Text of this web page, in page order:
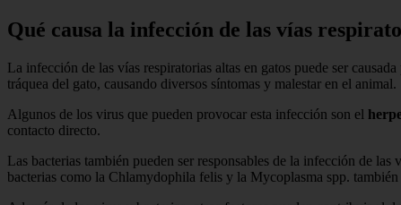
Qué causa la infección de las vías
La infección de las vías respiratorias altas en gatos puede ser
tráquea del gato, causando diversos síntomas y malestar en el animal.
Algunos de los virus que pueden provocar esta infección son el
contacto directo.
Las bacterias también pueden ser responsables de la infección de
bacterias como la Chlamydophila felis y la Mycoplasma spp.